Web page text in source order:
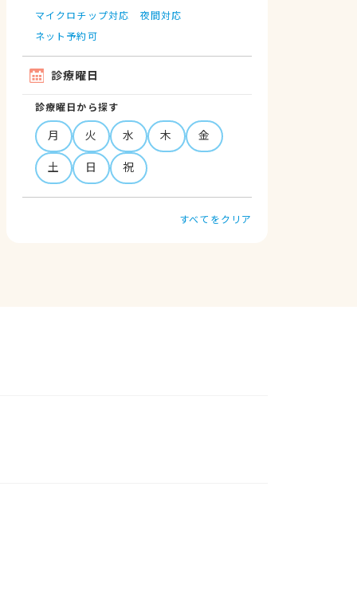
マイクロチップ対応
夜間対応
ネット予約可
診療曜日
診療曜日から探す
月 火 水 木
金
土
日 祝
すべてをクリア